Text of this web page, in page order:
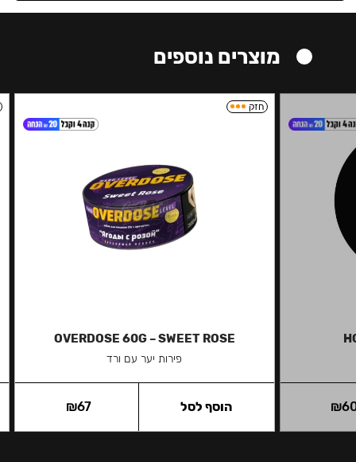
מוצרים נוספים
₪
חזק
OVERDOSE 60G – SWEET ROSE
פירות יער עם ורד
₪67 הוסף לסל